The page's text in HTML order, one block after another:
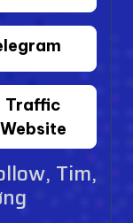
Traffic
Website
Tim,